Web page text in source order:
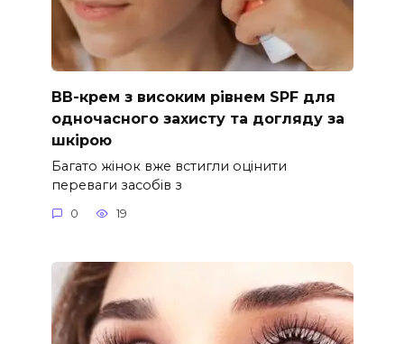
ВВ-крем з високим рівнем SPF для
одночасного захисту та догляду за
шкірою
Багато жінок вже встигли оцінити
переваги засобів з
0 19